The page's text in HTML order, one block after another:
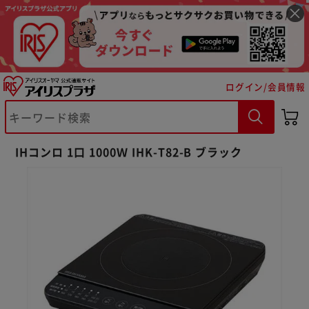
ログイン/会員情報
IHコンロ 1口 1000Ｗ IHK-T82-B ブラック
※ご確認ください
カートに入れる 購入手続きへ